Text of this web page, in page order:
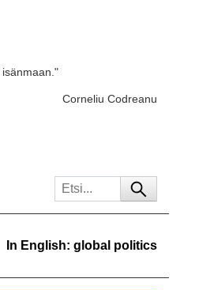
Corneliu Codreanu
In English: global politics